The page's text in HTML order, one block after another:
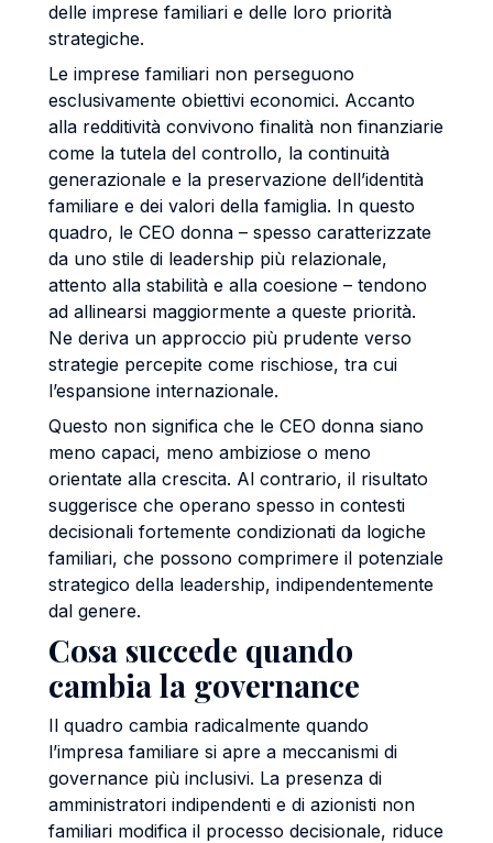
delle imprese familiari e delle loro priorità
strategiche.
Le imprese familiari non perseguono
esclusivamente obiettivi economici. Accanto
alla redditività convivono finalità non finanziarie
come la tutela del controllo, la continuità
generazionale e la preservazione dell’identità
familiare e dei valori della famiglia. In questo
quadro, le CEO donna – spesso caratterizzate
da uno stile di leadership più relazionale,
attento alla stabilità e alla coesione – tendono
ad allinearsi maggiormente a queste priorità.
Ne deriva un approccio più prudente verso
strategie percepite come rischiose, tra cui
l’espansione internazionale.
Questo non significa che le CEO donna siano
meno capaci, meno ambiziose o meno
orientate alla crescita. Al contrario, il risultato
suggerisce che operano spesso in contesti
decisionali fortemente condizionati da logiche
familiari, che possono comprimere il potenziale
strategico della leadership, indipendentemente
dal genere.
Cosa succede quando
cambia la governance
Il quadro cambia radicalmente quando
l’impresa familiare si apre a meccanismi di
governance più inclusivi. La presenza di
amministratori indipendenti e di azionisti non
familiari modifica il processo decisionale, riduce